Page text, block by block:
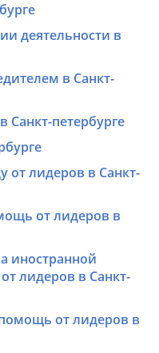
деятельности в
в Санкт-
петербурге
от лидеров в Санкт-
от лидеров в
иностранной
лидеров в Санкт-
от лидеров в